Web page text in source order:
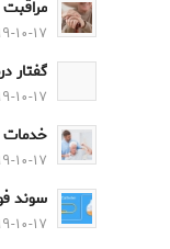
مراقبت
۱۳۹۹-۱۰-۱۷
گفتار
۱۳۹۹-۱۰-۱۷
خدمات
۱۳۹۹-۱۰-۱۷
سوند
۱۳۹۹-۱۰-۱۷